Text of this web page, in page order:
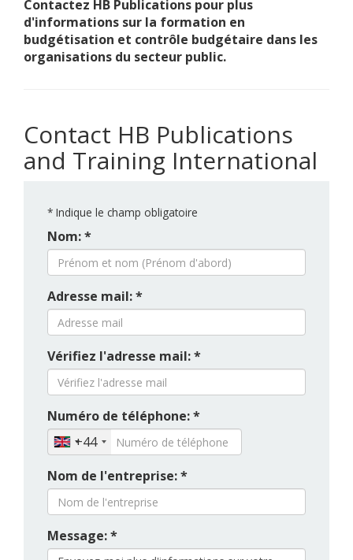
Contactez HB Publications pour plus
d'informations sur la formation en
budgétisation et contrôle budgétaire dans les
organisations du secteur public.
Contact HB Publications
and Training International
* Indique le champ obligatoire
Nom: *
Adresse mail: *
Vérifiez l'adresse mail: *
Numéro de téléphone: *
+44
Nom de l'entreprise: *
Message: *